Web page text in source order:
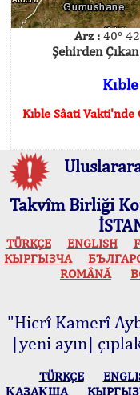
Arz :40°
Şehirden Çıkan
Kıble Sâati
Takvîm Birliği
TÜRKÇE ENGLISH
КЫPГЫЗЧA
ROMÂNĂ
"Hicrî Kamerî
[yeni ayın]
TÜRKÇE
ҚАЗАҚША